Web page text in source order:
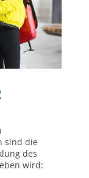
sind die
des
wird: